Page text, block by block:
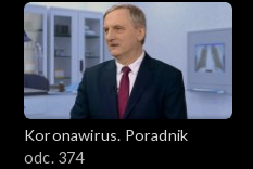
Koronawirus. Poradnik
odc. 374